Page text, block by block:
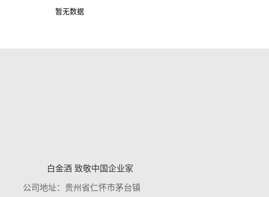
暂无数据
白金酒 致敬中国企业家
公司地址：贵州省仁怀市茅台镇